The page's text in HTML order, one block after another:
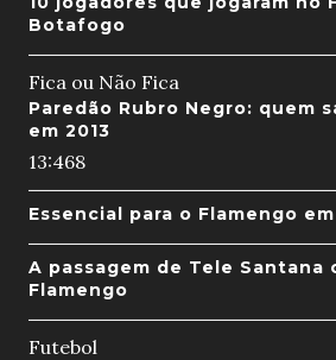
Botafogo
Fica ou Não Fica
Paredão Rubro Negro: quem
em 2013
13:468
Essencial para o Flamengo
A passagem de Tele
Flamengo
Futebol